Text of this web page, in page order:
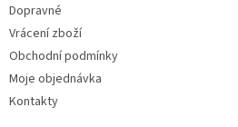
Dopravné
Vrácení zboží
Obchodní podmínky
Moje objednávka
Kontakty